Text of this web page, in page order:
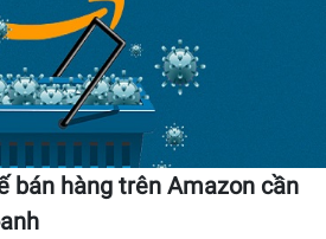
bán hàng trên Amazon cần